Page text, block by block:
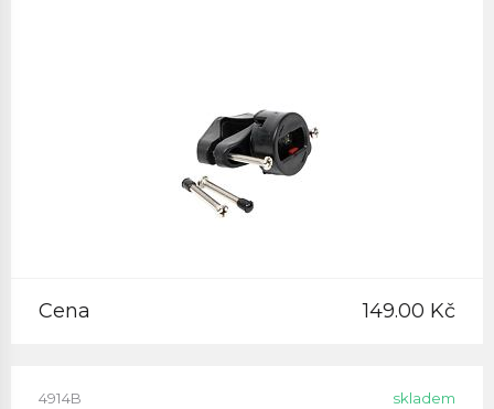
Cena 149.00 Kč
4914B skladem